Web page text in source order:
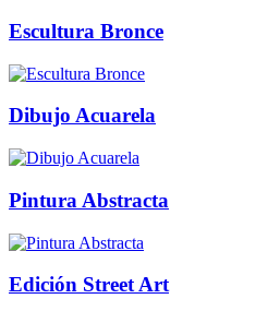
Escultura Bronce
Dibujo Acuarela
Pintura Abstracta
Edición Street Art